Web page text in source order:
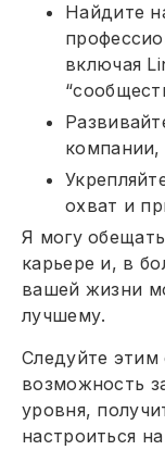
Найдите
включая
компании,
охват и
Я могу
карьере и, в
вашей жизни
лучшему.
Следуйте этим
возможность
уровня,
настроиться